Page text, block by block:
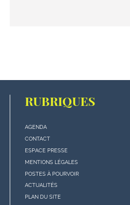
RUBRIQUES
Menu
"rubriques"
en
bas
de
page
AGENDA
CONTACT
ESPACE PRESSE
MENTIONS LÉGALES
POSTES À POURVOIR
ACTUALITÉS
PLAN DU SITE